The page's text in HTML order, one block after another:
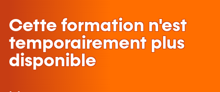
Cette formation n'est
temporairement plus
disponible